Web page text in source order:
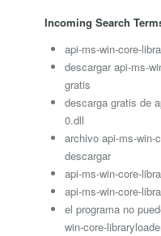
Incoming Search
api-ms-win-core-
descargar api-ms-
gratis
descarga gratis de
0.dll
archivo api-ms-win-
descargar
api-ms-win-core-
api-ms-win-core-
el programa no
win-core-